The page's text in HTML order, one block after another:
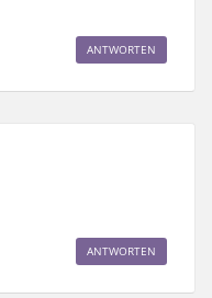
ANTWORTEN
ANTWORTEN